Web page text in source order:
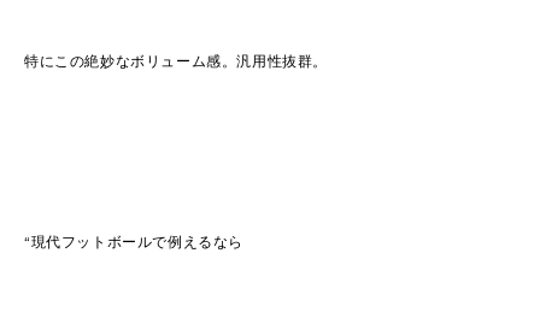
特にこの絶妙なボリューム感。汎用性抜群。
“現代フットボールで例えるなら